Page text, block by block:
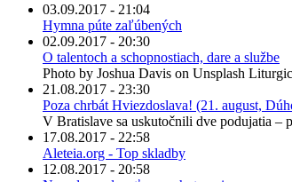
03.09.2017 - 21:04
Hymna púte zaľúbených
02.09.2017 - 20:30
O talentoch a schopnostiach, dare a službe
Photo by Joshua Davis on Unsplash
21.08.2017 - 23:30
Poza chrbát Hviezdoslava! (21. august,
V Bratislave sa uskutočnili dve podujatia –
17.08.2017 - 22:58
Aleteia.org - Top skladby
12.08.2017 - 20:58